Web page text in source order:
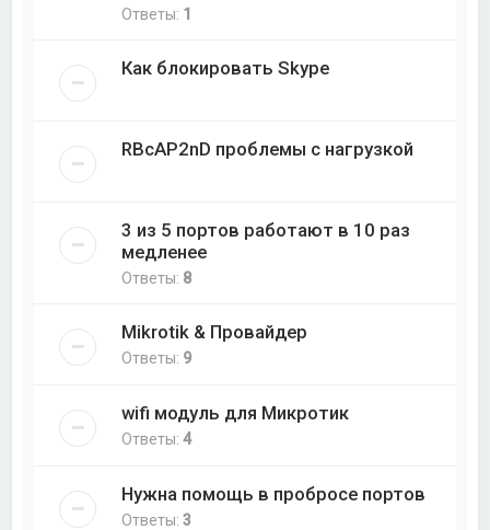
Ответы: 1
Как блокировать Skype
RBcAP2nD проблемы с нагрузкой
3 из 5 портов работают в 10 раз
медленее
Ответы: 8
Mikrotik & Провайдер
Ответы: 9
wifi модуль для Микротик
Ответы:4
Нужна помощь в пробросе портов
Ответы:3